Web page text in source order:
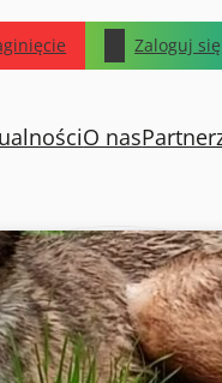
Zaloguj się
O nas